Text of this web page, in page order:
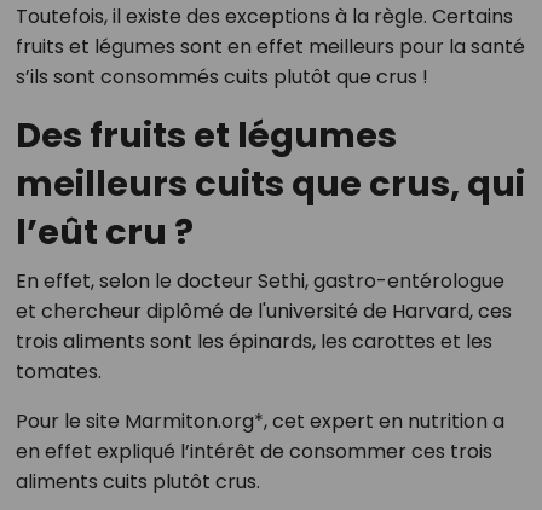
Toutefois, il existe des exceptions à la règle. Certains
fruits et légumes sont en effet meilleurs pour la santé
s’ils sont consommés cuits plutôt que crus !
Des fruits et légumes
meilleurs cuits que crus, qui
l’eût cru ?
En effet, selon le docteur Sethi, gastro-entérologue
et chercheur diplômé de l'université de Harvard, ces
trois aliments sont les épinards, les carottes et les
tomates.
Pour le site Marmiton.org*, cet expert en nutrition a
en effet expliqué l’intérêt de consommer ces trois
aliments cuits plutôt crus.